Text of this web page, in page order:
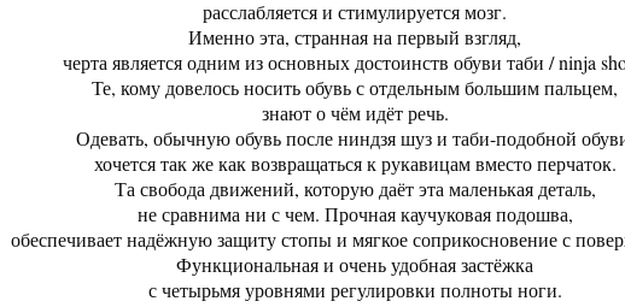
расслабляется и стимулируется мозг.
Именно эта, странная на первый взгляд,
черта является одним из основных достоинств обуви таби / ninja
Те, кому довелось носить обувь с отдельным большим пальцем,
знают о чём идёт речь.
Одевать, обычную обувь после ниндзя шуз и таби-подобной
хочется так же как возвращаться к рукавицам вместо перчаток.
Та свобода движений, которую даёт эта маленькая деталь,
не сравнима ни с чем. Прочная каучуковая подошва,
обеспечивает надёжную защиту стопы и мягкое соприкосновение с
Функциональная и очень удобная застёжка
с четырьмя уровнями регулировки полноты ноги.